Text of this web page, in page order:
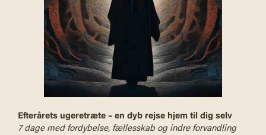
Efterårets ugeretræte – en dyb rejse hjem til dig selv
7 dage med fordybelse, fællesskab og indre forvandling